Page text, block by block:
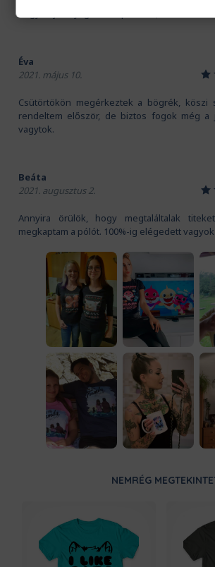
Éva
2021. május 10.
1
Csütörtökön megérkeztek a bögrék, köszi
rendeltem először, de biztos fogok még a
vagytok.
Beáta
2021. augusztus 2.
1
Annyira örülök, hogy megtaláltalak
megkaptam a pólót. 100%-ig elégedett
NEMRÉG